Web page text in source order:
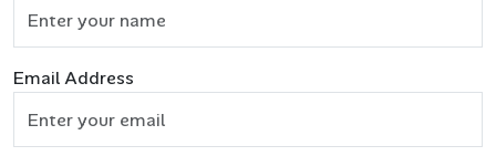
Email Address